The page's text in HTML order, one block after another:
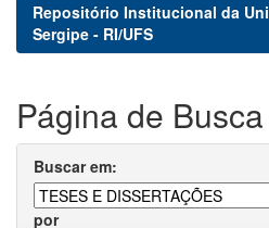
Repositório Institucional da
Sergipe - RI/UFS
Página de Busca
Buscar em:
por